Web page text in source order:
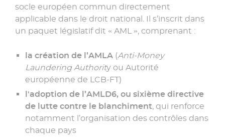
socle européen commun directement
applicable dans le droit national. Il s’inscrit dans
un paquet législatif dit « AML», comprenant :
la création de l’AMLA (Anti-Money
Laundering Authority ou Autorité
européenne de LCB-FT)
l'adoption de l’AMLD6, ou sixième directive
de lutte contre le blanchiment, qui renforce
notamment l’organisation des contrôles dans
chaque pays